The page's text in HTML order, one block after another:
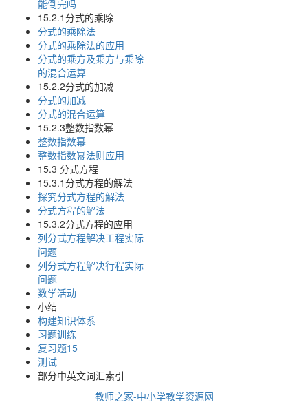
能倒完吗
15.2.1分式的乘除
分式的乘除法
分式的乘除法的应用
分式的乘方及乘方与乘除
的混合运算
15.2.2分式的加减
分式的加减
分式的混合运算
15.2.3整数指数幂
整数指数幂
整数指数幂法则应用
15.3 分式方程
15.3.1分式方程的解法
探究分式方程的解法
分式方程的解法
15.3.2分式方程的应用
列分式方程解决工程实际
问题
列分式方程解决行程实际
问题
数学活动
小结
构建知识体系
习题训练
复习题15
测试
部分中英文词汇索引
教师之家-中小学教学资源网